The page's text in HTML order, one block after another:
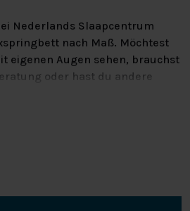
Nederlands Slaapcentrum
nach Maß. Möchtest
eigenen Augen sehen, brauchst
oder hast du andere
perfektes Bett